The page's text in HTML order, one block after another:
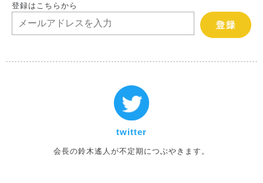
登録はこちらから
twitter
会長の鈴木遙人が不定期につぶやきます。